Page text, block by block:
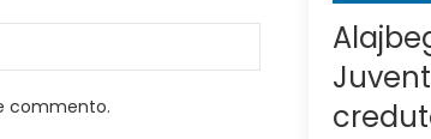
commento.